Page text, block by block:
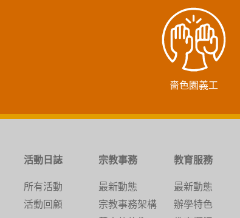
嗇色園義工
活動日誌
所有活動
活動回顧
宗教事務
最新動態
宗教事務架構
教育服務
最新動態
辦學特色